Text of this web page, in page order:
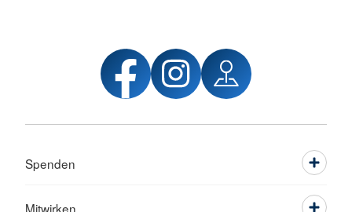
Spenden
Mitwirken